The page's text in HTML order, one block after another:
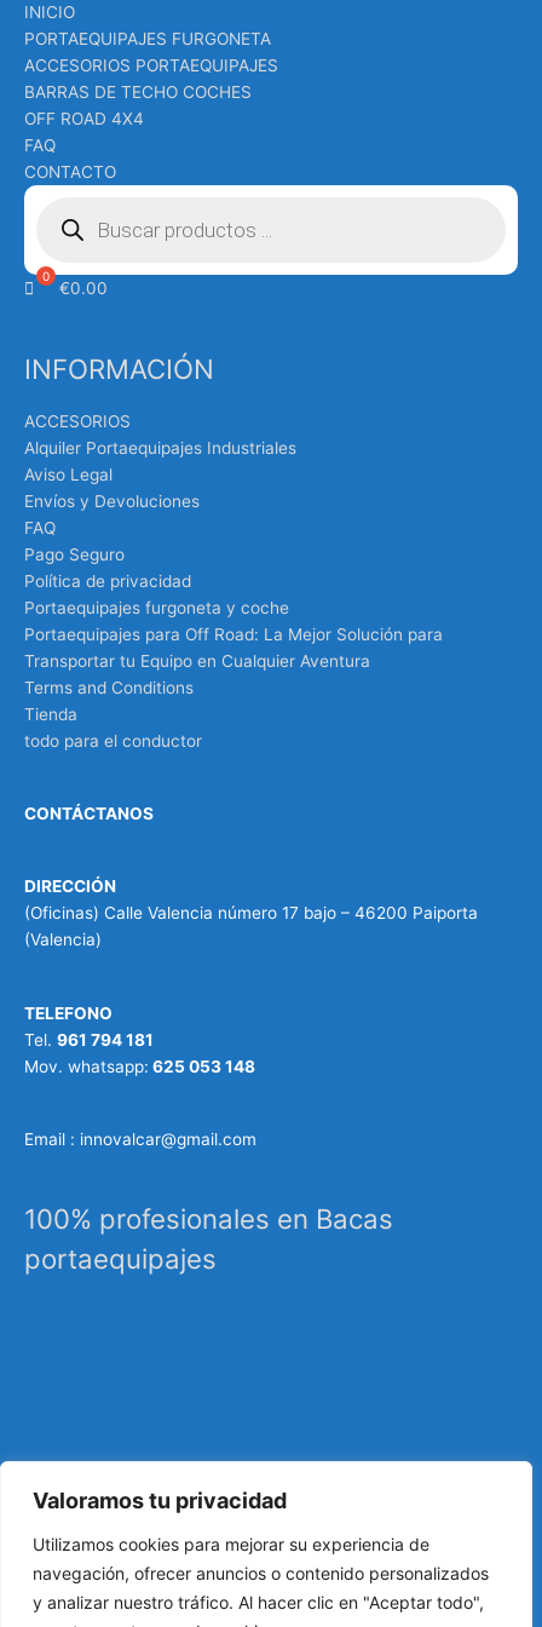
Valoramos tu privacidad
Utilizamos cookies para mejorar su experiencia de
navegación, ofrecer anuncios o contenido personalizados
y analizar nuestro tráfico. Al hacer clic en "Aceptar todo",
INICIO
PORTAEQUIPAJES FURGONETA
ACCESORIOS PORTAEQUIPAJES
BARRAS DE TECHO COCHES
OFF ROAD 4X4
FAQ
CONTACTO
Búsqueda
productos
€0.00
INFORMACIÓN
ACCESORIOS
Alquiler Portaequipajes Industriales
Aviso Legal
Envíos y Devoluciones
FAQ
Pago Seguro
Política de privacidad
Portaequipajes furgoneta y coche
Portaequipajes para Off Road: La Mejor Solución para
Transportar tu Equipo en Cualquier Aventura
Terms and Conditions
Tienda
todo para el conductor
CONTÁCTANOS
DIRECCIÓN
(Oficinas) Calle Valencia número 17 bajo – 46200 Paiporta
(Valencia)
TELEFONO
Tel. 961 794 181
Mov. whatsapp: 625 053 148
Email : innovalcar@gmail.com
100% profesionales en Bacas
portaequipajes
industriales, barras de techo, carrocería, etc…